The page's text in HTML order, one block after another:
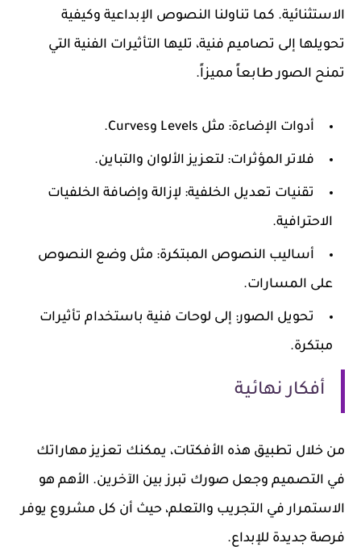
الاستثنائية. كما تناولنا النصوص الإبداعية وكيفية
تحويلها إلى تصاميم فنية، تليها التأثيرات الفنية التي
تمنح الصور طابعاً مميزاً.
أدوات الإضاءة: مثل Levels وCurves.
فلاتر المؤثرات: لتعزيز الألوان والتباين.
تقنيات تعديل الخلفية: لإزالة وإضافة الخلفيات
الاحترافية.
أساليب النصوص المبتكرة: مثل وضع النصوص
على المسارات.
تحويل الصور: إلى لوحات فنية باستخدام تأثيرات
مبتكرة.
أفكار نهائية
من خلال تطبيق هذه الأفكتات، يمكنك تعزيز مهاراتك
في التصميم وجعل صورك تبرز بين الآخرين. الأهم هو
الاستمرار في التجريب والتعلم، حيث أن كل مشروع يوفر
فرصة جديدة للإبداع.